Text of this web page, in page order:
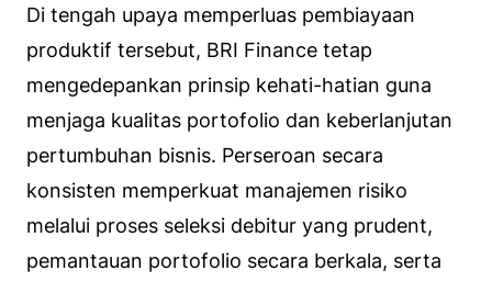
Di tengah upaya memperluas pembiayaan
produktif tersebut, BRI Finance tetap
mengedepankan prinsip kehati-hatian guna
menjaga kualitas portofolio dan keberlanjutan
pertumbuhan bisnis. Perseroan secara
konsisten memperkuat manajemen risiko
melalui proses seleksi debitur yang prudent,
pemantauan portofolio secara berkala, serta